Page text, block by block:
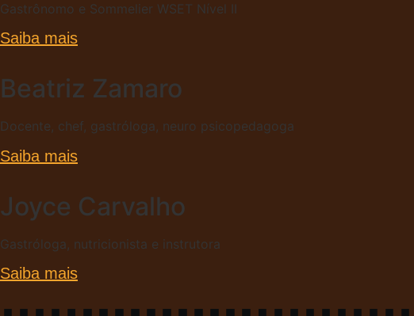
Gastrônomo e Sommelier WSET Nível II
Saiba mais
Beatriz Zamaro
Docente, chef, gastróloga, neuro psicopedagoga
Saiba mais
Joyce Carvalho
Gastróloga, nutricionista e instrutora
Saiba mais